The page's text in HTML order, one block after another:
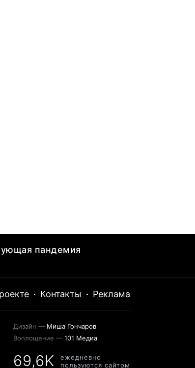
пандемия
· Контакты · Реклама
Дизайн — Миша Гончаров
Воплощение — 101 Медиа
69,6K
ежедневно
пользуются сайтом